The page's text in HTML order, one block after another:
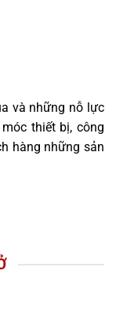
và những nỗ lực
thiết bị, công
hàng những sản